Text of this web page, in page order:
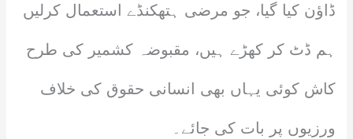
ڈاؤن کیا گیا، جو مرضی ہتھکنڈے استعمال کرلیں
ہم ڈٹ کر کھڑے ہیں، مقبوضہ کشمیر کی طرح
کاش کوئی یہاں بھی انسانی حقوق کی خلاف
ورزیوں پر بات کی جائے۔